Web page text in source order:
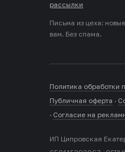
рассылки
Письма из цеха:
вам. Без спама.
Политика обработки
Публичная оферта ·
· Согласие на
ИП Ципровская